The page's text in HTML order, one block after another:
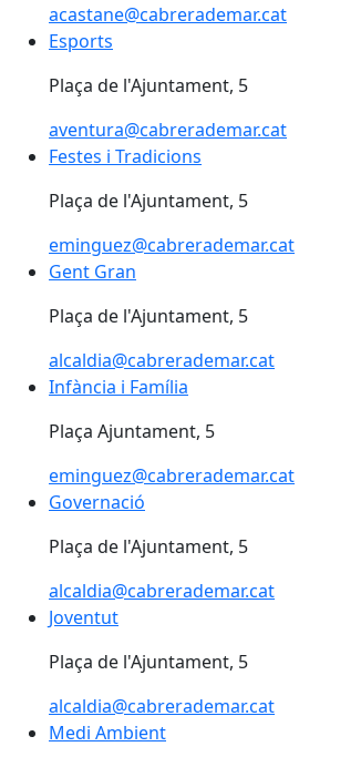
acastane@cabrerademar.cat
Esports
Esports
Plaça de l'Ajuntament, 5
aventura@cabrerademar.cat
Festes i Tradicions
Festes i Tradicions
Plaça de l'Ajuntament, 5
eminguez@cabrerademar.cat
Gent Gran
Gent Gran
Plaça de l'Ajuntament, 5
alcaldia@cabrerademar.cat
Infància i Família
Infància i Família
Plaça Ajuntament, 5
eminguez@cabrerademar.cat
Governació
Governació
Plaça de l'Ajuntament, 5
alcaldia@cabrerademar.cat
Joventut
Joventut
Plaça de l'Ajuntament, 5
alcaldia@cabrerademar.cat
Medi Ambient
Medi Ambient